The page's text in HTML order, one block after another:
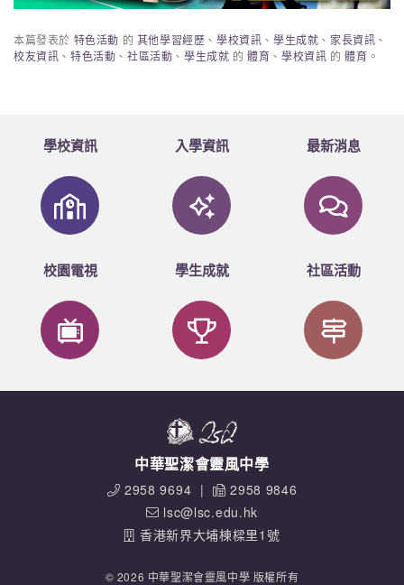
本篇發表於 特色活動 的 其他學習經歷 、學校資訊 、學生成就 、 家長資訊 、
校友資訊 、特色活動 、社區活動 、學生成就 的體育 、學校資訊 的體育 。
學校資訊 入學資訊 最新消息
校園電視 學生成就 社區活動
中華聖潔會靈風中學
2958 9694 |
2958 9846
lsc@lsc.edu.hk
香港新界大埔棟樑里1號
© 2026 中華聖潔會靈風中學 版權所有